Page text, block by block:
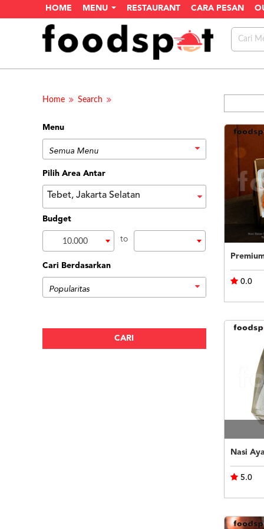
HOME MENU RESTAURANT CARA PESAN
Home Search
Menu
Pilih Area Antar
Tebet, Jakarta Selatan
Budget
10.000 to
Cari Berdasarkan
0.0
Nasi
5.0